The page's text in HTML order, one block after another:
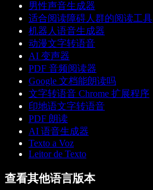
男性声音生成器
适合阅读障碍人群的阅读工具
机器人语音生成器
动漫文字转语音
AI 变声器
PDF 音频阅读器
Google 文档能朗读吗
文字转语音 Chrome 扩展程序
印地语文字转语音
PDF 朗读
AI 语音生成器
Texto a Voz
Leitor de Texto
查看其他语言版本